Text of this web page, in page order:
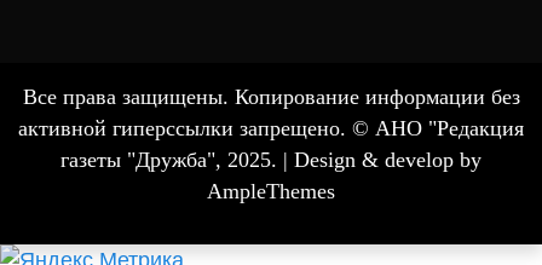
Все права защищены. Копирование информации без
активной гиперссылки запрещено. © АНО "Редакция
газеты "Дружба", 2025. | Design & develop by
AmpleThemes